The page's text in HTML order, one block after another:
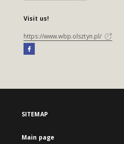
Visit us!
https://www.wbp.olsztyn.pl/
SITEMAP
Main page